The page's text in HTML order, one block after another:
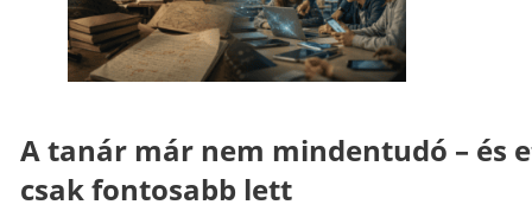
A tanár már nem mindentudó – és
csak fontosabb lett